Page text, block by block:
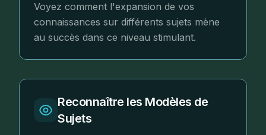
Voyez comment l'expansion de vos
connaissances sur différents sujets mène
au succès dans ce niveau stimulant.
Reconnaître les Modèles de
Sujets